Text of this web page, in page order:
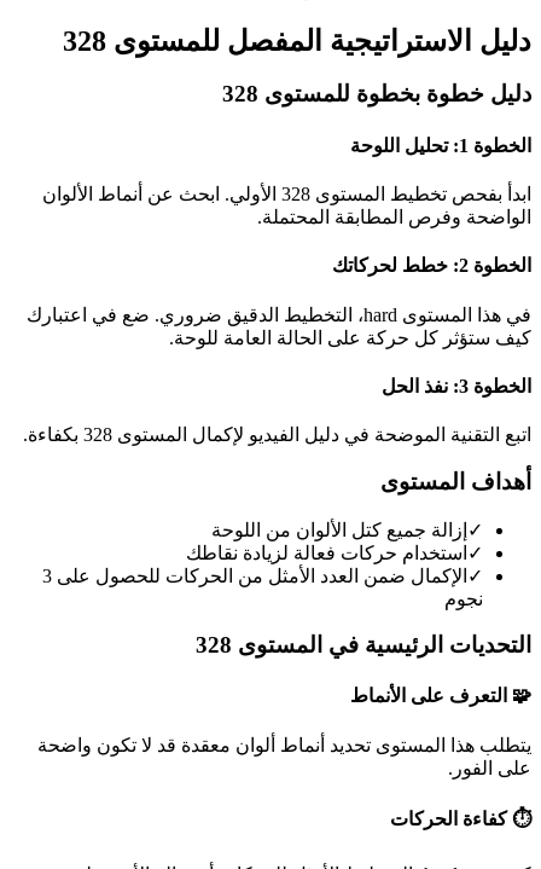
دليل الاستراتيجية المفصل للمستوى 328
دليل خطوة بخطوة للمستوى 328
الخطوة 1: تحليل اللوحة
ابدأ بفحص تخطيط المستوى 328 الأولي. ابحث عن أنماط الألوان
الواضحة وفرص المطابقة المحتملة.
الخطوة 2: خطط لحركاتك
في هذا المستوى hard، التخطيط الدقيق ضروري. ضع في اعتبارك
كيف ستؤثر كل حركة على الحالة العامة للوحة.
الخطوة 3: نفذ الحل
اتبع التقنية الموضحة في دليل الفيديو لإكمال المستوى 328 بكفاءة.
أهداف المستوى
✓ إزالة جميع كتل الألوان من اللوحة
✓ استخدام حركات فعالة لزيادة نقاطك
✓
الإكمال ضمن العدد الأمثل من الحركات للحصول على 3
نجوم
التحديات الرئيسية في المستوى 328
🧩 التعرف على الأنماط
يتطلب هذا المستوى تحديد أنماط ألوان معقدة قد لا تكون واضحة
على الفور.
⏱️ كفاءة الحركات